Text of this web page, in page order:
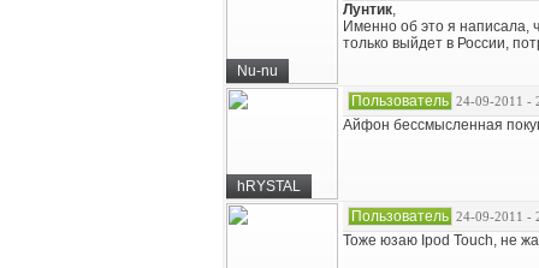
Nu-nu
Лунтик,
Именно об это я написала,
только выйдет в России,
hRYSTAL
Пользователь 24-09-2011 -
Айфон бессмысленная
Пользователь 24-09-2011 -
Тоже юзаю Ipod Touch, не